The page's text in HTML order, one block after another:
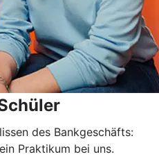
des Bankgeschäfts:
Praktikum bei uns.